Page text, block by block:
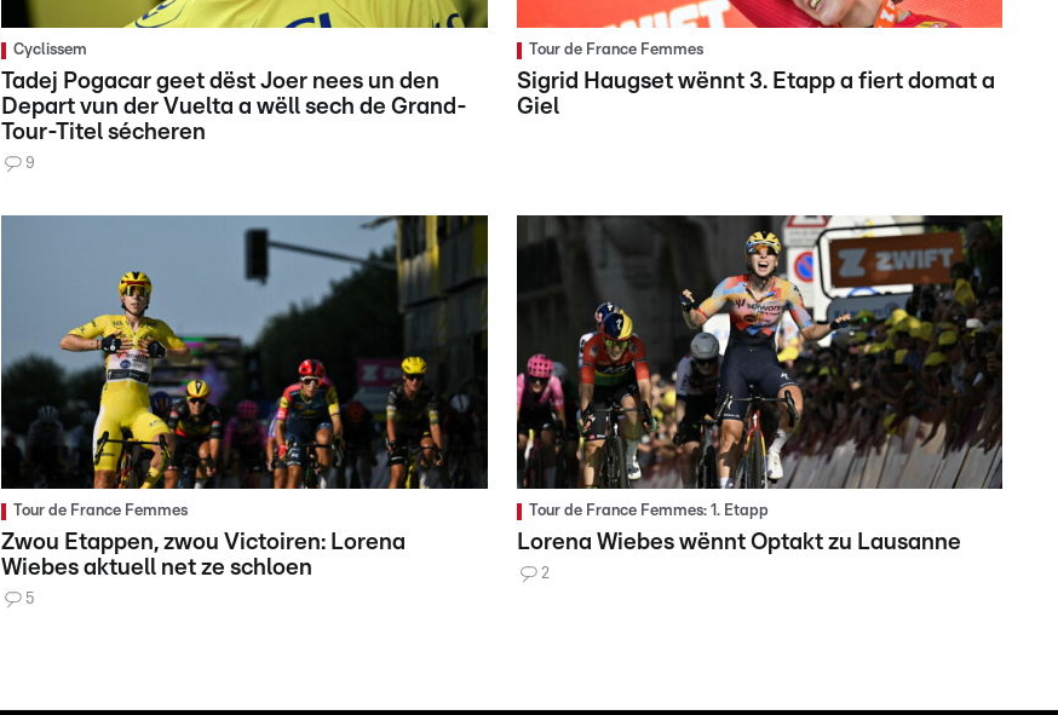
Cyclissem
Tadej Pogacar geet dëst Joer nees un den
Depart vun der Vuelta a wëll sech de Grand-
Tour-Titel sécheren
9
Tour de France Femmes
Sigrid Haugset wënnt 3. Etapp a fiert domat a
Giel
Tour de France Femmes
Zwou Etappen, zwou Victoiren: Lorena
Wiebes aktuell net ze schloen
5
Tour de France Femmes: 1. Etapp
Lorena Wiebes wënnt Optakt zu Lausanne
2